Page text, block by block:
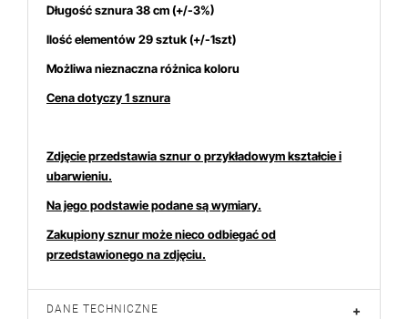
Długość sznura 38 cm (+/-3%)
Ilość elementów 29 sztuk (+/-1szt)
Możliwa nieznaczna różnica koloru
Cena dotyczy 1 sznura
Zdjęcie przedstawia sznur o przykładowym kształcie i
ubarwieniu.
Na jego podstawie podane są wymiary.
Zakupiony sznur może nieco odbiegać od
przedstawionego na zdjęciu.
DANE TECHNICZNE +